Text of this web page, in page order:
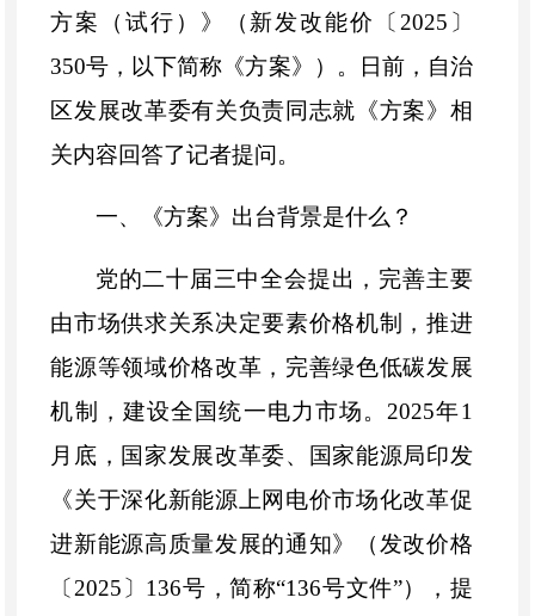
方案（试行）》（新发改能价〔 2025 〕
350号，以下简称《方案》）。日前，自治
区发展改革委有关负责同志就《方案》相
关内容回答了记者提问。
一、《方案》出台背景是什么？
党的二十届三中全会提出，完善主要
由市场供求关系决定要素价格机制，推进
能源等领域价格改革，完善绿色低碳发展
机制，建设全国统一电力市场。 2025年1
月底，国家发展改革委、国家能源局印发
《关于深化新能源上网电价市场化改革促
进新能源高质量发展的通知》（发改价格
〔2025〕 136号 ，简称“136号文件”），提